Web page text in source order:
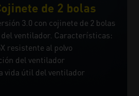
de 2 bolas
3.0 con cojinete de 2 bolas
ventilador. Características:
resistente al polvo
del ventilador
vida útil del ventilador